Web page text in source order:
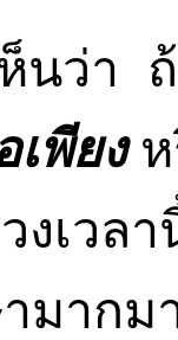
า ถ้
เพียงห
งเวล
มากม